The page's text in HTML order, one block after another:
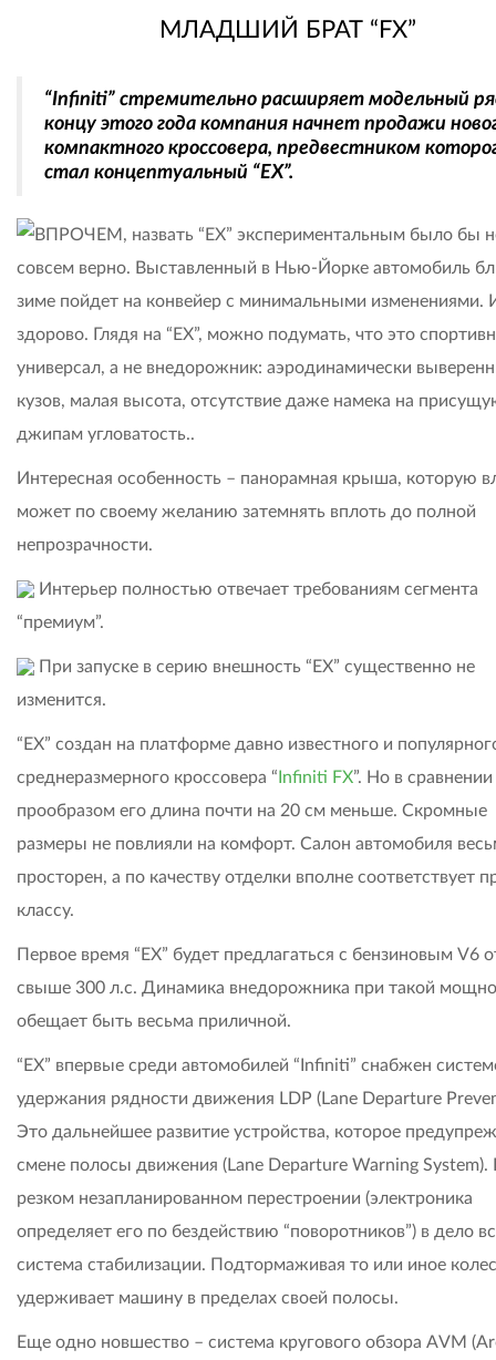
МЛАДШИЙ БРАТ “FХ”
“Infiniti” стремительно расширяет модельный
концу этого года компания начнет продажи
компактного кроссовера, предвестником
стал концептуальный “ЕХ”.
ВПРОЧЕМ, назвать “ЕХ” экспериментальным было бы
совсем верно. Выставленный в Нью-Йорке автомобиль
зиме пойдет на конвейер с минимальными изменениями.
здорово. Глядя на “ЕХ”, можно подумать, что это
универсал, а не внедорожник: аэродинамически
кузов, малая высота, отсутствие даже намека на
джипам угловатость..
Интересная особенность – панорамная крыша, которую
может по своему желанию затемнять вплоть до полной
непрозрачности.
Интерьер полностью отвечает требованиям сегмента
“премиум”.
При запуске в серию внешность “ЕХ” существенно не
изменится.
“ЕХ” создан на платформе давно известного и
среднеразмерного кроссовера “Infiniti FX”. Но в сравнении
прообразом его длина почти на 20 см меньше. Скромные
размеры не повлияли на комфорт. Салон автомобиля
просторен, а по качеству отделки вполне соответствует
классу.
Первое время “ЕХ” будет предлагаться с бензиновым V6
свыше 300 л.с. Динамика внедорожника при такой
обещает быть весьма приличной.
“ЕХ” впервые среди автомобилей “Infiniti” снабжен
удержания рядности движения LDP (Lane Departure
Это дальнейшее развитие устройства, которое
смене полосы движения (Lane Departure Warning System).
резком незапланированном перестроении (электроника
определяет его по бездействию “поворотников”) в дело
система стабилизации. Подтормаживая то или иное
удерживает машину в пределах своей полосы.
Еще одно новшество – система кругового обзора AVM